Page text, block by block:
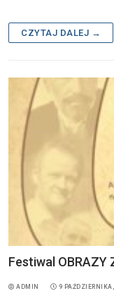
c
b
o
k
ar
CZYTAJ DALEJ →
Festiwal OBRAZY
ADMIN 9